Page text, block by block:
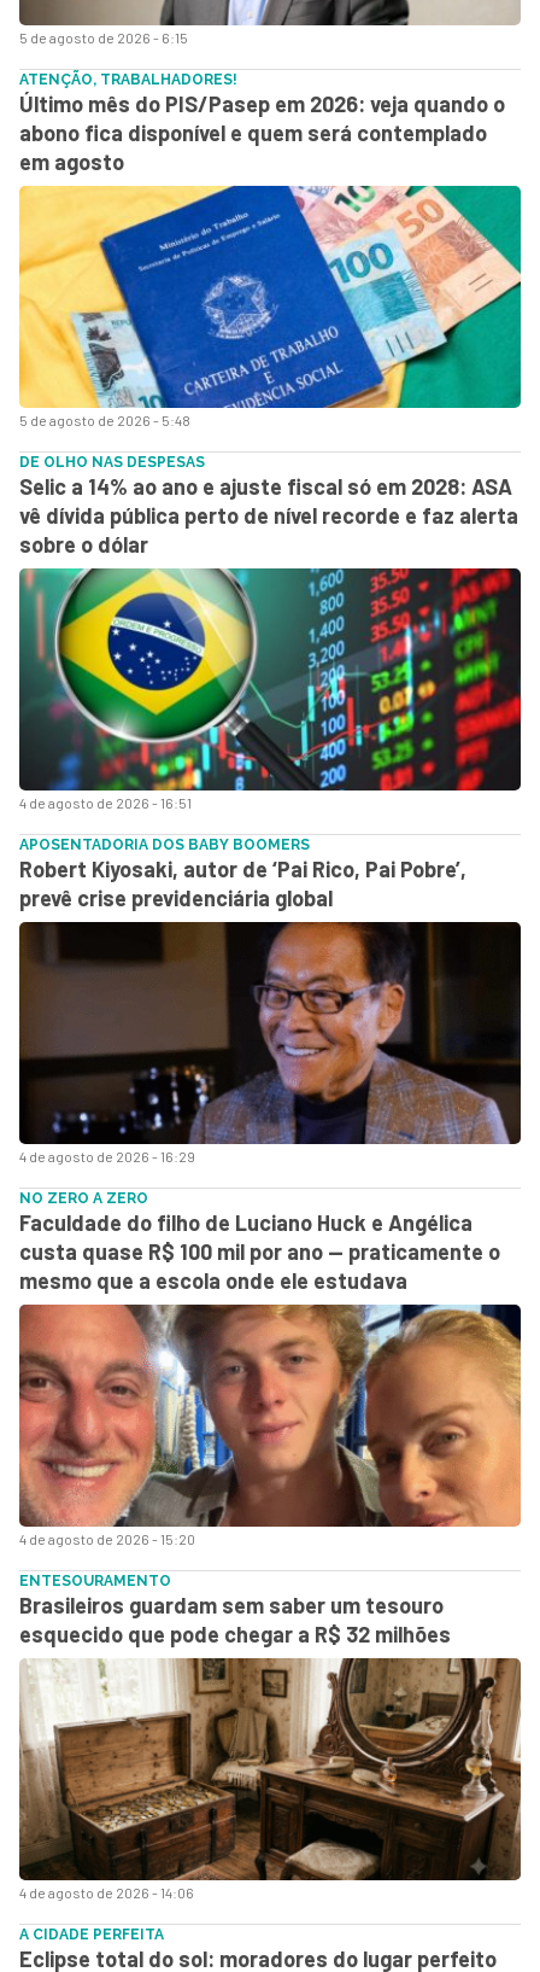
5 de agosto de 2026 - 6:15
5 de agosto de 2026 - 5:48
ATENÇÃO, TRABALHADORES!
Último mês do PIS/Pasep em 2026: veja quando o
abono fica disponível e quem será contemplado
em agosto
4 de agosto de 2026 - 16:51
DE OLHO NAS DESPESAS
Selic a 14% ao ano e ajuste fiscal só em 2028: ASA
vê dívida pública perto de nível recorde e faz alerta
sobre o dólar
4 de agosto de 2026 - 16:29
APOSENTADORIA DOS BABY BOOMERS
Robert Kiyosaki, autor de ‘Pai Rico, Pai Pobre’,
prevê crise previdenciária global
4 de agosto de 2026 - 15:20
NO ZERO A ZERO
Faculdade do filho de Luciano Huck e Angélica
custa quase R$ 100 mil por ano — praticamente o
mesmo que a escola onde ele estudava
4 de agosto de 2026 - 14:06
ENTESOURAMENTO
Brasileiros guardam sem saber um tesouro
esquecido que pode chegar a R$ 32 milhões
A CIDADE PERFEITA
Eclipse total do sol: moradores do lugar perfeito